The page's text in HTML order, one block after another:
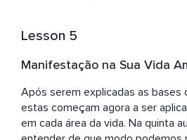
Lesson 5
Manifestação na Sua Vida
Após serem explicadas as bases
estas começam agora a ser
em cada área da vida. Na quinta